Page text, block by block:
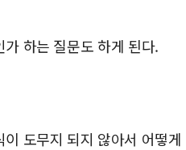
하는 질문도 하게 된다.
도무지 되지 않아서 어떻게